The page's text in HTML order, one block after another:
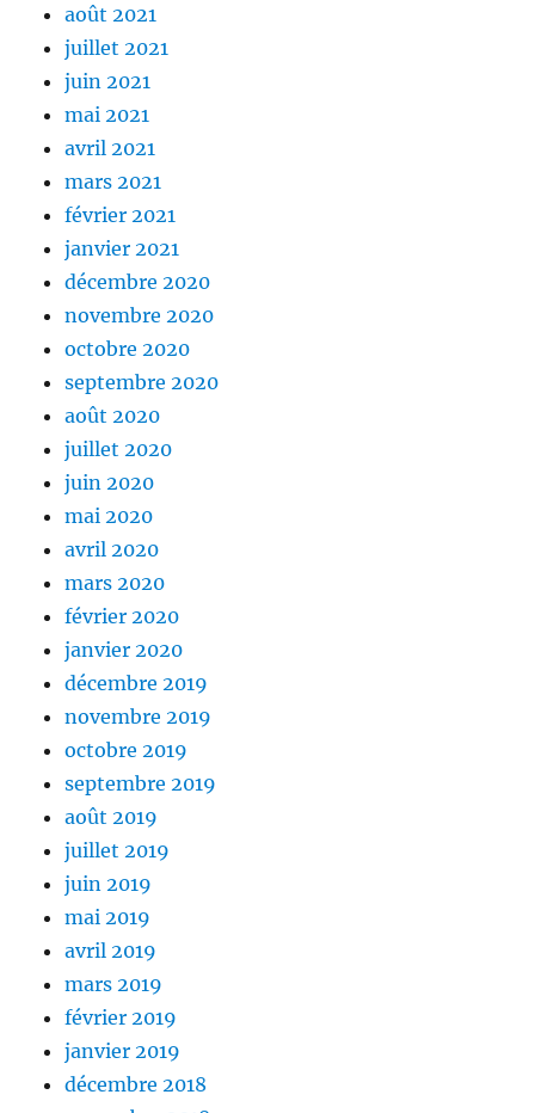
août 2021
juillet 2021
juin 2021
mai 2021
avril 2021
mars 2021
février 2021
janvier 2021
décembre 2020
novembre 2020
octobre 2020
septembre 2020
août 2020
juillet 2020
juin 2020
mai 2020
avril 2020
mars 2020
février 2020
janvier 2020
décembre 2019
novembre 2019
octobre 2019
septembre 2019
août 2019
juillet 2019
juin 2019
mai 2019
avril 2019
mars 2019
février 2019
janvier 2019
décembre 2018